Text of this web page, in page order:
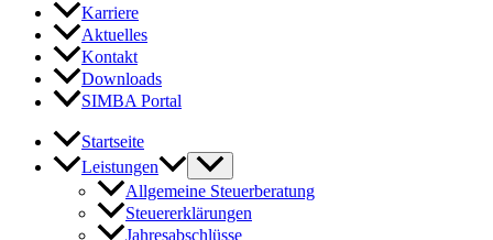
Karriere
Aktuelles
Kontakt
Downloads
SIMBA Portal
Startseite
Leistungen
Allgemeine Steuerberatung
Steuererklärungen
Jahresabschlüsse